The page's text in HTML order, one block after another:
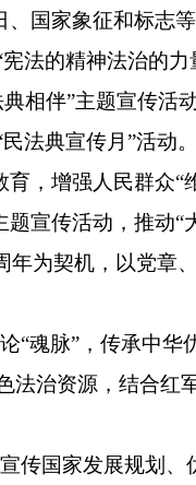
、国家象征和标志
法的精神法治的
典相伴”主题宣传
法典宣传月”活动
育，增强人民群众
题宣传活动，推动
年为契机，以党章
“魂脉”，传承中
法治资源，结合
传国家发展规划